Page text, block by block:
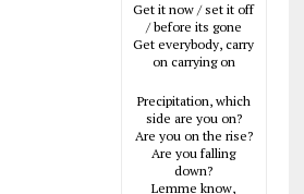
Get it now / set it off
/ before its gone
Get everybody, carry
on carrying on
Precipitation, which
side are you on?
Are you on the rise?
Are you falling
down?
Lemme know,